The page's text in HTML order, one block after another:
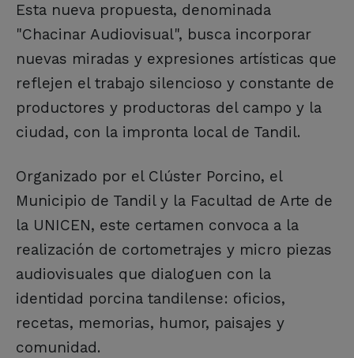
Esta nueva propuesta, denominada
"Chacinar Audiovisual", busca incorporar
nuevas miradas y expresiones artísticas que
reflejen el trabajo silencioso y constante de
productores y productoras del campo y la
ciudad, con la impronta local de Tandil.
Organizado por el Clúster Porcino, el
Municipio de Tandil y la Facultad de Arte de
la UNICEN, este certamen convoca a la
realización de cortometrajes y micro piezas
audiovisuales que dialoguen con la
identidad porcina tandilense: oficios,
recetas, memorias, humor, paisajes y
comunidad.